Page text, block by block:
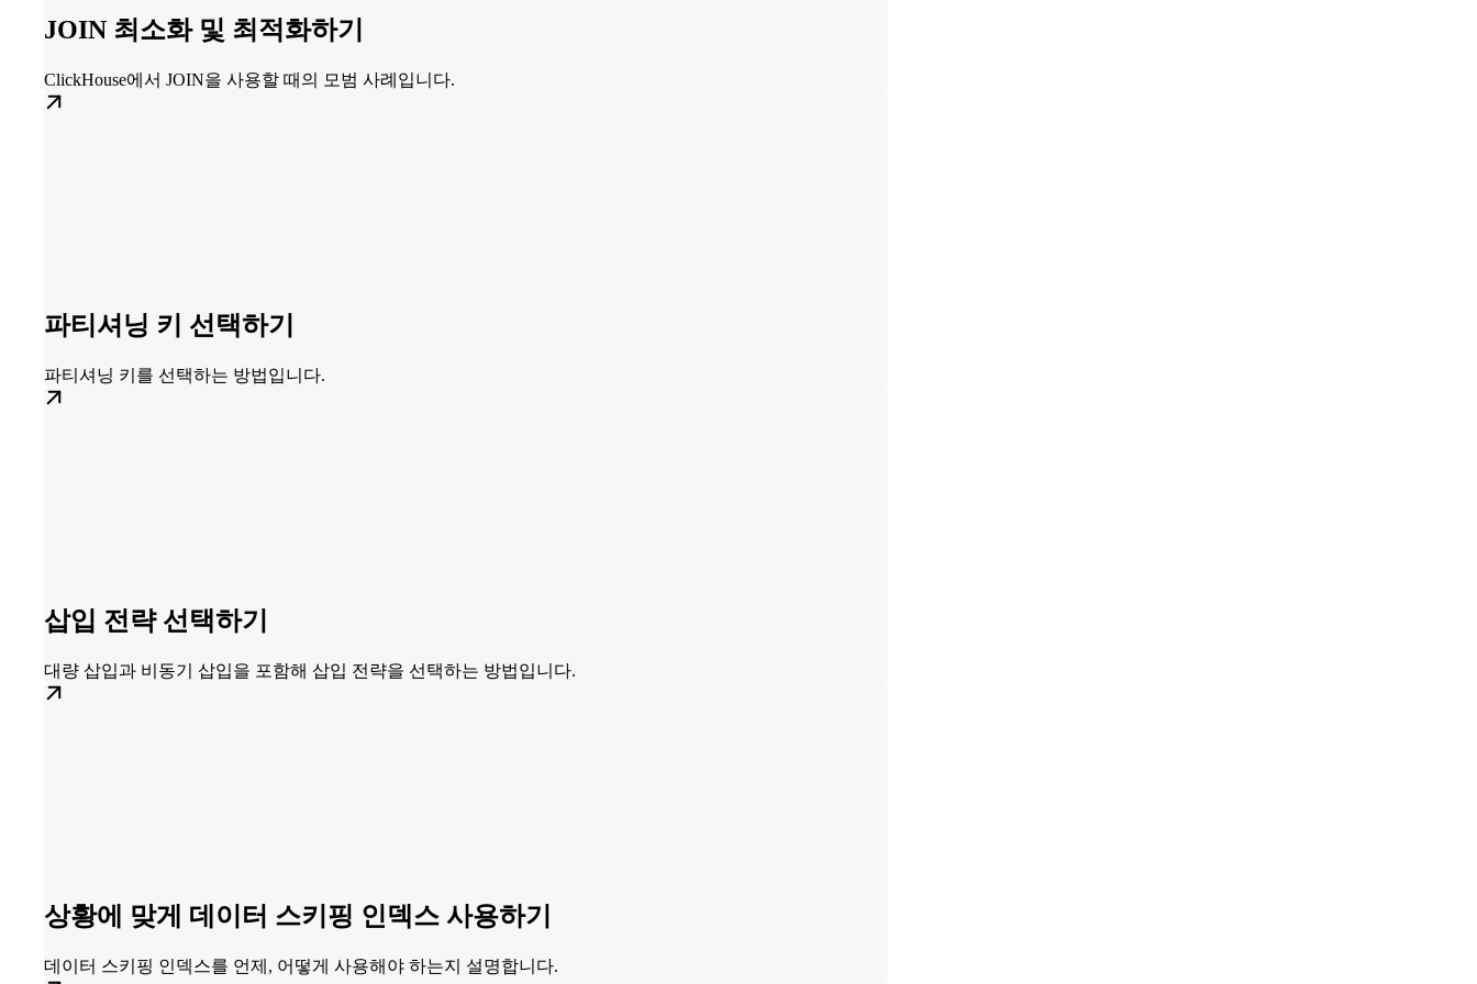
JOIN 최소화 및 최적화하기
ClickHouse에서 JOIN을 사용할 때의 모범 사례입니다.
파티셔닝 키 선택하기
파티셔닝 키를 선택하는 방법입니다.
삽입 전략 선택하기
대량 삽입과 비동기 삽입을 포함해 삽입 전략을 선택하는 방법입니다.
상황에 맞게 데이터 스키핑 인덱스 사용하기
데이터 스키핑 인덱스를 언제, 어떻게 사용해야 하는지 설명합니다.